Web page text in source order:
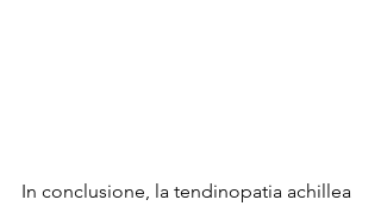
In conclusione, la tendinopatia achillea